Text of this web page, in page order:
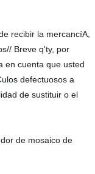
recibir la mercancíA,
Breve q'ty, por
en cuenta que usted
defectuosos a
de sustituir o el
de mosaico de